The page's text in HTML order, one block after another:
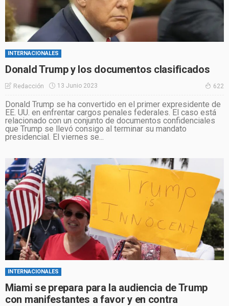
INTERNACIONALES
Donald Trump y los documentos clasificados
Redacción 13 Junio 2023 622
Donald Trump se ha convertido en el primer expresidente de
EE. UU. en enfrentar cargos penales federales. El caso está
relacionado con un conjunto de documentos confidenciales
que Trump se llevó consigo al terminar su mandato
presidencial. El viernes se...
INTERNACIONALES
Miami se prepara para la audiencia de Trump
con manifestantes a favor y en contra